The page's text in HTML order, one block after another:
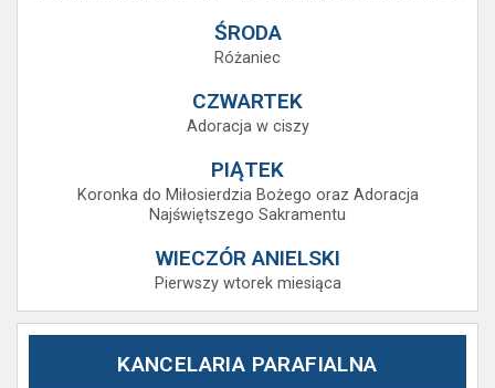
ŚRODA
Różaniec
CZWARTEK
Adoracja w ciszy
PIĄTEK
Koronka do Miłosierdzia Bożego oraz Adoracja
Najświętszego Sakramentu
WIECZÓR ANIELSKI
Pierwszy wtorek miesiąca
KANCELARIA PARAFIALNA